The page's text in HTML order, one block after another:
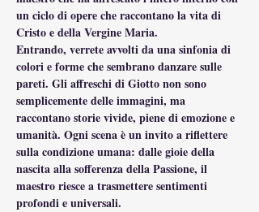
un ciclo di opere che raccontano la vita di
Cristo e della Vergine Maria.
Entrando, verrete avvolti da una sinfonia di
colori e forme che sembrano danzare sulle
pareti. Gli affreschi di Giotto non sono
semplicemente delle immagini, ma
raccontano storie vivide, piene di emozione e
umanità. Ogni scena è un invito a riflettere
sulla condizione umana: dalle gioie della
nascita alla sofferenza della Passione, il
maestro riesce a trasmettere sentimenti
profondi e universali.